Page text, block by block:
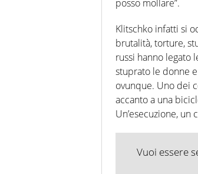
posso mollare”.
Klitschko infatti si
brutalità, torture,
russi hanno legato
stuprato le donne e
ovunque. Uno dei
accanto a una
Un’esecuzione, un
Vuoi essere